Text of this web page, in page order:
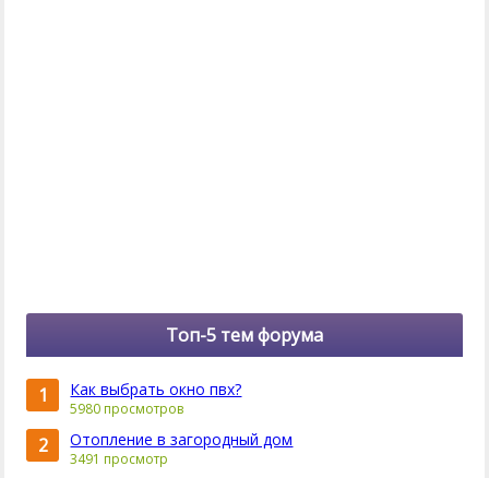
Топ-5 тем форума
1 Как выбрать окно пвх?
5980 просмотров
2 Отопление в загородный дом
3491 просмотр